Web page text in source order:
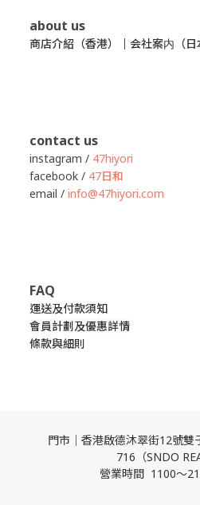
about us
商店介紹（香港） 会社案内（日
contact us
instagram / 47hiyori
facebook / 47日和
email / info@47hiyori.com
FAQ
運送及付款須知
會員計劃及優惠詳情
條款與細則
門市｜香港啟德沐翠街12號雙
716（SNDO
營業時間 1100～